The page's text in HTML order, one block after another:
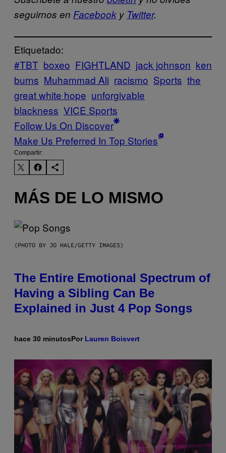
seguirnos en Facebook y Twitter.
Etiquetado:
#TBT boxeo FIGHTLAND jack johnson ken
burns Muhammad Ali racismo Sports the
great white hope unforgivable
blackness VICE Sports
Follow Us On Discover
Make Us Preferred In Top Stories
Compartir:
MÁS DE LO MISMO
(PHOTO BY JO HALE/GETTY IMAGES)
The Entire Emotional Spectrum of
Having a Sibling Can Be
Explained in Just 4 Pop Songs
hace 30 minutosPor Lauren Boisvert